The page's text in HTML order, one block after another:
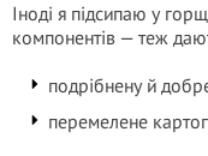
Іноді я підсипаю у
компонентів — теж
подрібнену й
перемелене